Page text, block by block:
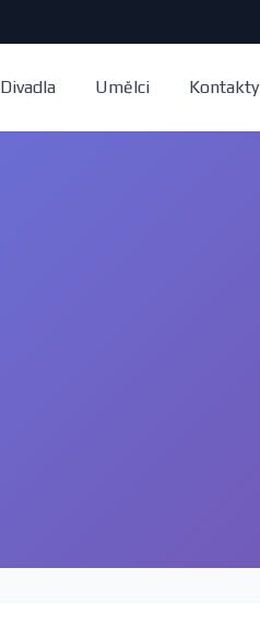
Divadla Umělci Kontakty